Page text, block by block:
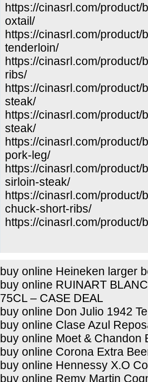
https://cinasrl.com/product/
oxtail/
https://cinasrl.com/product/
tenderloin/
https://cinasrl.com/
ribs/ ‎
https://cinasrl.com/
steak/
https://cinasrl.com/
steak/
https://cinasrl.com/
pork-leg/
https://cinasrl.com/
sirloin-steak/
https://cinasrl.com/
chuck-short-ribs/
https://cinasrl.com/product/
buy online Heineken larger
buy online RUINART
75CL – CASE DEAL
buy online Don Julio 1942
buy online Clase Azul
buy online Moet & Chandon
buy online Corona Extra
buy online Hennessy X.O
buy online Remy Martin